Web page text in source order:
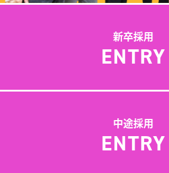
新卒採用
ENTRY
中途採用
ENTRY